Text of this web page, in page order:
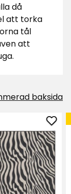
då
att torka
tål
att
baksida
Lägg
till
i